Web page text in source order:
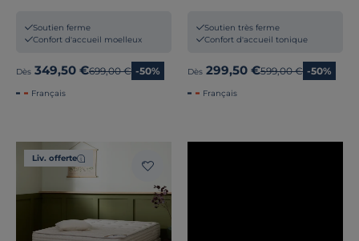
Soutien ferme
Confort d'accueil moelleux
Dès 349,50 €Ancien prix
699,00 € -50%
Français
Soutien très ferme
Confort d'accueil tonique
Dès 299,50 €Ancien prix
599,00 € -50%
Français
Liv. offerte
Note des clients
Pays de fabrication